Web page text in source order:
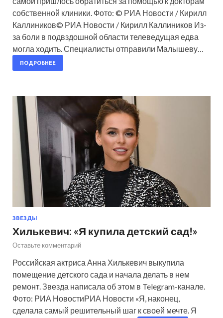
собственной клиники. Фото: © РИА Новости / Кирилл
Каллиников© РИА Новости / Кирилл Каллиников Из-
за боли в подвздошной области телеведущая едва
могла ходить. Специалисты отправили Малышеву…
ПОДРОБНЕЕ
ЗВЕЗДЫ
Хилькевич: «Я купила детский сад!»
Оставьте комментарий
Российская актриса Анна Хилькевич выкупила
помещение детского сада и начала делать в нем
ремонт. Звезда написала об этом в Telegram-канале.
Фото: РИА НовостиРИА Новости «Я, наконец,
сделала самый решительный шаг к своей мечте. Я